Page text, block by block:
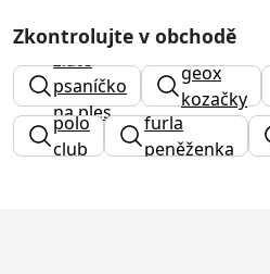
Zkontrolujte v obchodě
zlaté
psaníčko
na ples
geox
kozačky
polo
club
furla
peněženka